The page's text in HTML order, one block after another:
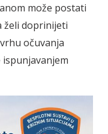
može postati
želi doprinijeti
očuvanja